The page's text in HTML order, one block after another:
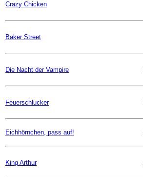
Crazy Chicken
Baker Street
Die Nacht der Vampire
Feuerschlucker
Eichhörnchen, pass auf!
King Arthur